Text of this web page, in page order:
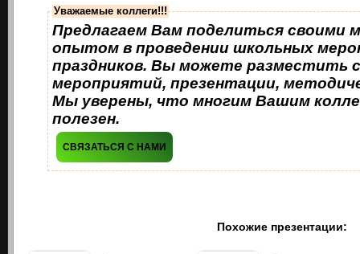
Уважаемые коллеги!!!
Предлагаем Вам поделиться своими
опытом в проведении школьных
праздников. Вы можете разместить
мероприятий, презентации,
Мы уверены, что многим Вашим
полезен.
СВЯЗАТЬСЯ С НАМИ
Похожие презентации: